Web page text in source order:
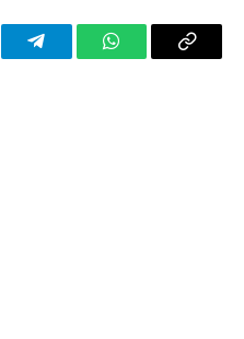
TelegramWhatsAppCopy